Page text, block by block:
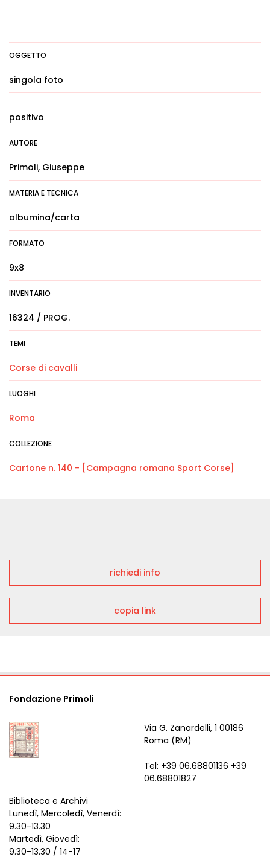
OGGETTO
singola foto
positivo
AUTORE
Primoli, Giuseppe
MATERIA E TECNICA
albumina/carta
FORMATO
9x8
INVENTARIO
16324 / PROG.
TEMI
Corse di cavalli
LUOGHI
Roma
COLLEZIONE
Cartone n. 140 - [Campagna romana Sport Corse]
richiedi info
copia link
Fondazione Primoli
Via G. Zanardelli, 1 00186
Roma (RM)
Tel: +39 06.68801136 +39
06.68801827
Biblioteca e Archivi
Lunedì, Mercoledì, Venerdì:
9.30-13.30
Martedì, Giovedì:
9.30-13.30 / 14-17